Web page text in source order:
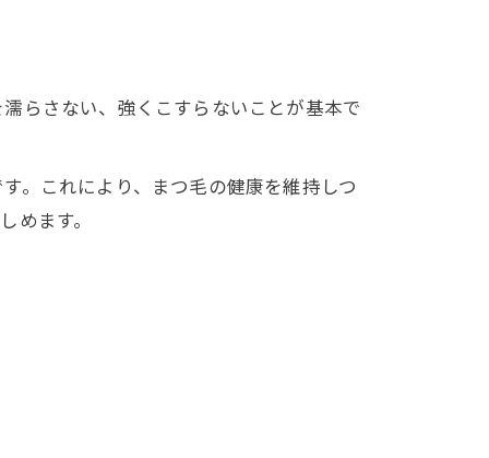
らさない、強くこすらないことが基本で
。これにより、まつ毛の健康を維持しつ
めます。